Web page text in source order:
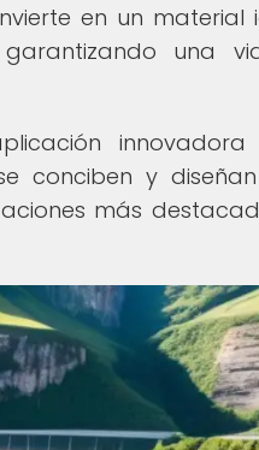
en un material
una
conciben y
más